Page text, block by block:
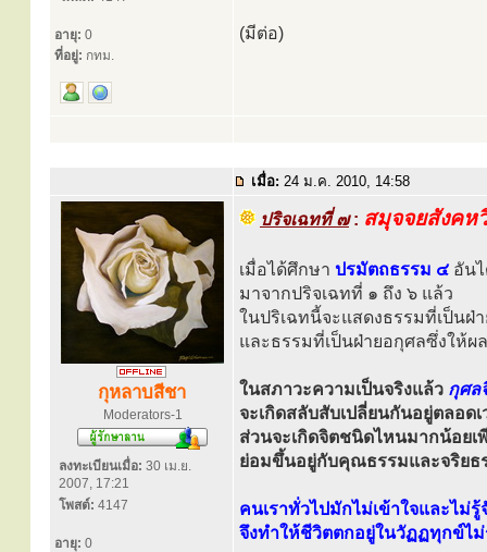
อายุ: 0
ที่อยู่: กทม.
(มีต่อ)
เมื่อ: 24 ม.ค. 2010, 14:58
กุหลาบสีชา
Moderators-1
ลงทะเบียนเมื่อ: 30 เม.ย.
2007, 17:21
โพสต์: 4147
อายุ: 0
ปริจเฉทที่ ๗: สมุจจยสังคห
เมื่อได้ศึกษา ปรมัตถธรรม ๔ อัน
มาจากปริจเฉทที่ ๑ ถึง ๖ แล้ว
ในปริเฉทนี้จะแสดงธรรมที่เป็นฝ่
และธรรมที่เป็นฝ่ายอกุศลซึ่งให้ผ
ในสภาวะความเป็นจริงแล้ว กุศล
จะเกิดสลับสับเปลี่ยนกันอยู่ตลอดเ
ส่วนจะเกิดจิตชนิดไหนมากน้อยเ
ย่อมขึ้นอยู่กับคุณธรรมและจริยธ
คนเราทั่วไปมักไม่เข้าใจและไม่
จึงทำให้ชีวิตตกอยู่ในวัฏฏทุกข์ไ